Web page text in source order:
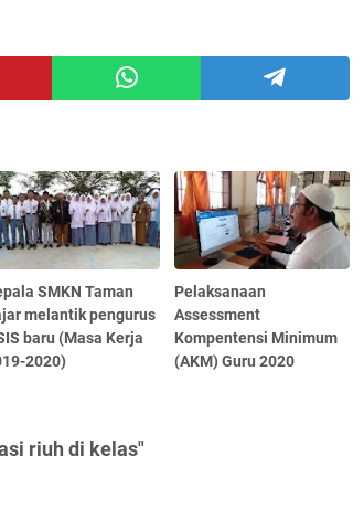
SMKN Taman
melantik pengurus
baru (Masa Kerja
2020)
Pelaksanaan
Assessment
Kompentensi Minimum
(AKM) Guru 2020
riuh di kelas"